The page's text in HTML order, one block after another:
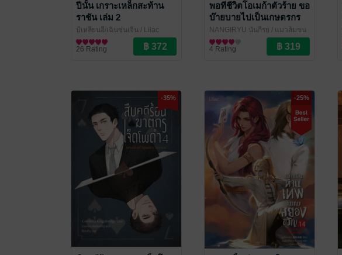
ปีนั้น เกราะเหล็กสะท้าน
ราชัน เล่ม 2
ปู้เหลียนอี/เฉินซุ่นเจิน / Lilac
Novel
นิยายวาย Boy Love / Yaoi
26 Rating
พอทีชีวิตโอเมก้าตัวร้าย ขอ
บ๊ายบายไปเป็นเกษตรกร
เล่ม 1
NANGIRYU นันกีรยู / แมวส้มขน
แตก/ Lilac Novel
นิยายวาย Boy Love / Yaoi
4 Rating
-35% -25%